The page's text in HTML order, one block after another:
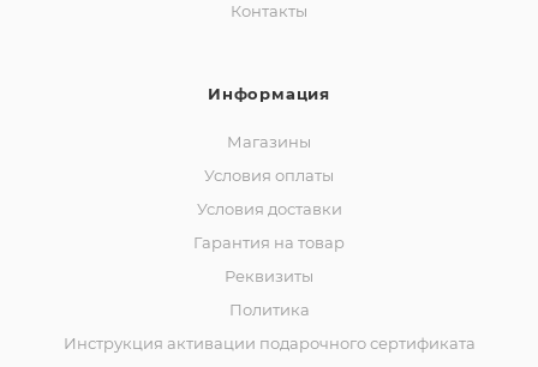
Контакты
Информация
Магазины
Условия оплаты
Условия доставки
Гарантия на товар
Реквизиты
Политика
Инструкция активации подарочного сертификата